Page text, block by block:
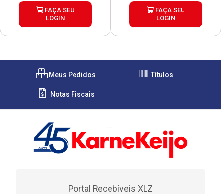
FAÇA SEU
LOGIN
FAÇA SEU
LOGIN
Meus Pedidos Títulos
Notas Fiscais
Portal Recebíveis XLZ